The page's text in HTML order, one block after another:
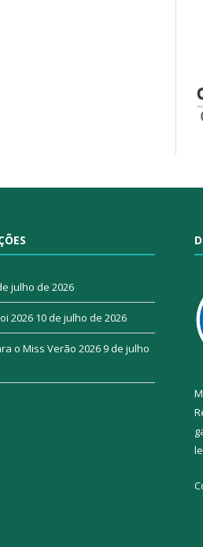
julho de 2026
2026 10 de julho de 2026
o Miss Verão 20269 de julho